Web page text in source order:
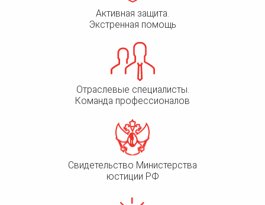
Активная защита.
Экстренная помощь
Отраслевые специалисты.
Команда профессионалов
Свидетельство Министерства
юстиции РФ